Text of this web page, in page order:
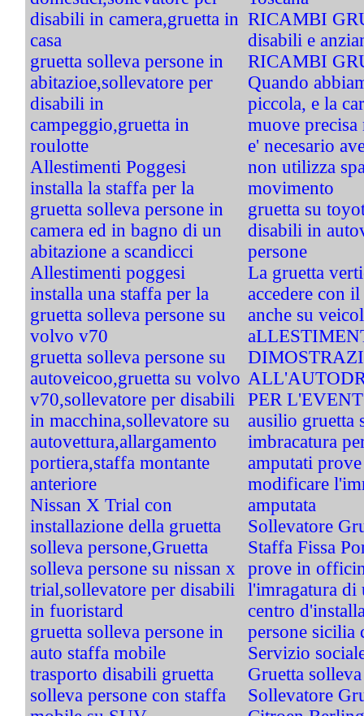
disabili in camera,gruetta in
casa
gruetta solleva persone in
abitazioe,sollevatore per
disabili in
campeggio,gruetta in
roulotte
Allestimenti Poggesi
installa la staffa per la
gruetta solleva persone in
camera ed in bagno di un
abitazione a scandicci
Allestimenti poggesi
installa una staffa per la
gruetta solleva persone su
volvo v70
gruetta solleva persone su
autoveicoo,gruetta su volvo
v70,sollevatore per disabili
in macchina,sollevatore su
autovettura,allargamento
portiera,staffa montante
anteriore
Nissan X Trial con
installazione della gruetta
solleva persone,Gruetta
solleva persone su nissan x
trial,sollevatore per disabili
in fuoristard
gruetta solleva persone in
auto staffa mobile
trasporto disabili gruetta
solleva persone con staffa
RICAMBI
disabili e
RICAMBI
Quando
piccola, e la
muove
e' necesario
non utilizza
movimento
gruetta su
disabili in
persone
La gruetta
accedere con
anche su
PER
ausilio gruetta
imbracatura
amputati
modificare
amputata
Sollevatore
Staffa Fissa
prove in
l'imragatura di
centro
persone sicilia
Servizio
Gruetta
Sollevatore